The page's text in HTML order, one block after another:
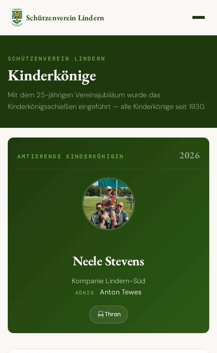
Schützenverein Lindern
SCHÜTZENVEREIN LINDERN
Kinderkönige
Mit dem 25-jährigen Vereinsjubiläum wurde das
Kinderkönigsschießen eingeführt — alle Kinderkönige seit 1930.
AMTIERENDE KINDERKÖNIGIN 2026
Neele Stevens
Kompanie Lindern-Süd
KÖNIG Anton Tewes
Thron